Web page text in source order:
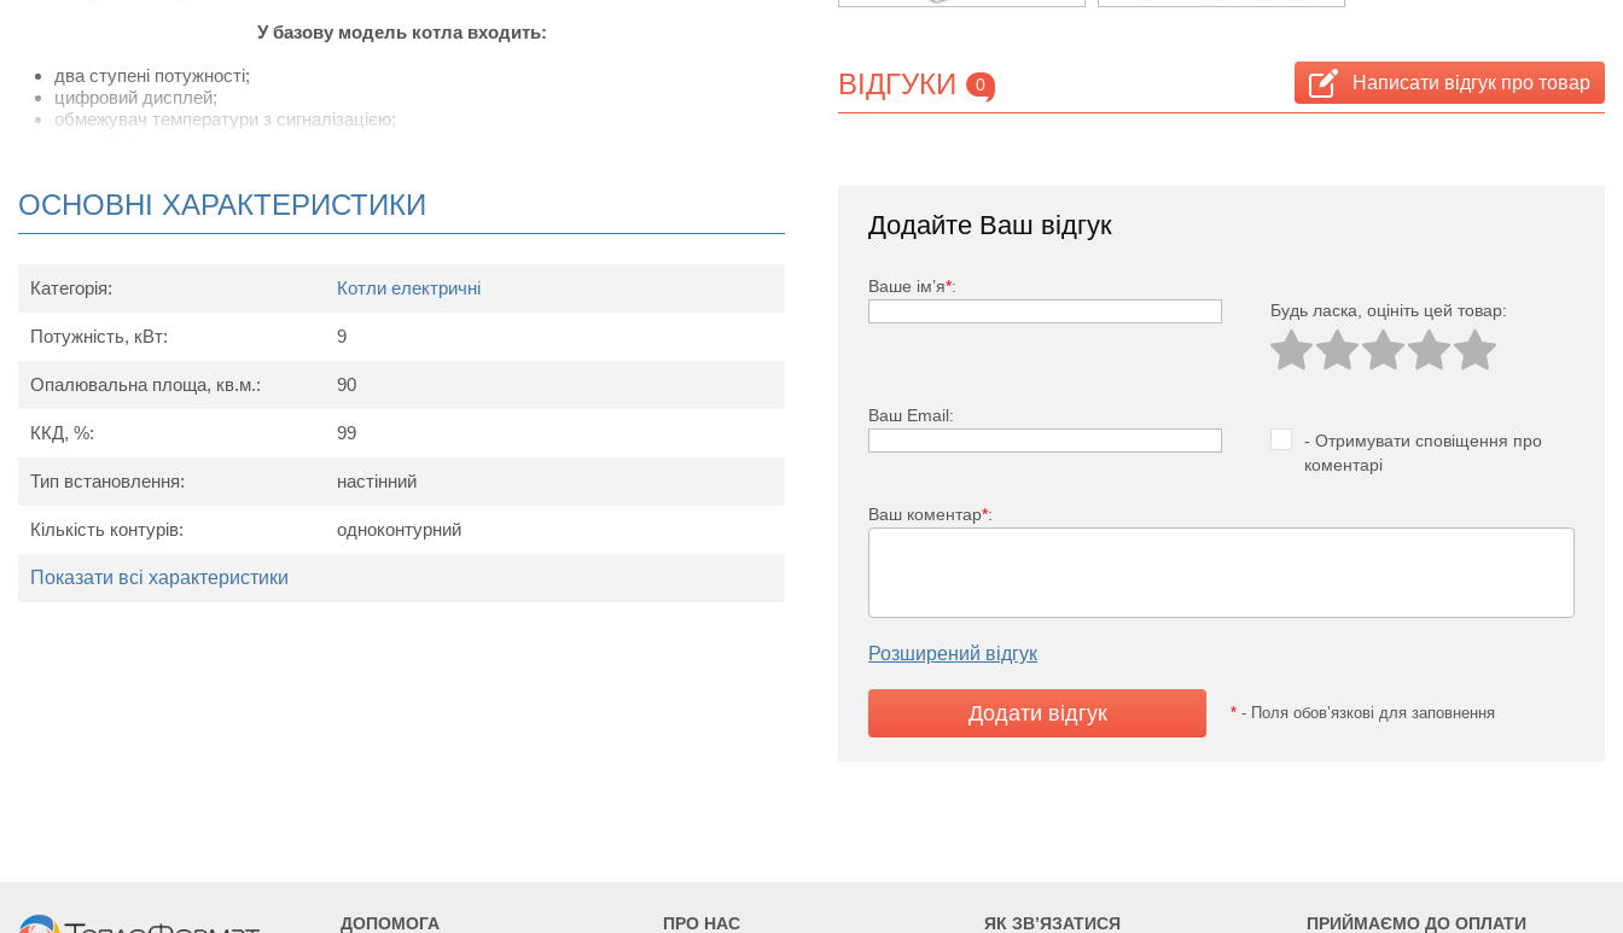
У базову модель котла входить:
два ступені потужності;
цифровий дисплей;
обмежувач температури з сигналізацією;
Додатково котел може комплектуватися:
датчик тиску з сигналізацією (застосовується для контролю і відключення
магнієвий анод (використовується для пом'якшення води в системі опалення і для
Wi-Fi модуль;
автоматичний вибір ступенів потужності;
вигідному для споживача діапазоні часу);
ОСНОВНІ ХАРАКТЕРИСТИКИ
Категорія: Котли електричні
Потужність, кВт: 9
Опалювальна площа, кв.м.: 90
ККД, %: 99
Тип встановлення: настінний
Кількість контурів: одноконтурний
Показати всі характеристики
ВІДГУКИ 0 Написати відгук про товар
Додайте Ваш відгук
Ваше ім’я*:
Будь ласка, оцініть цей товар:
Ваш Email:
- Отримувати сповіщення про
коментарі
Ваш коментар*:
Розширений відгук
* - Поля обов’язкові для заповнення
ДОПОМОГА ПРО НАС ЯК ЗВ’ЯЗАТИСЯ ПРИЙМАЄМО ДО ОПЛАТИ